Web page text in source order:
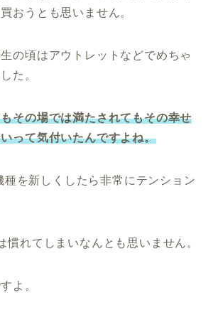
おうとも思いません。
の頃はアウトレットなどでめちゃ
た。
その場では満たされてもその幸せ
って気付いたんですよね。
を新しくしたら非常にテンション
慣れてしまいなんとも思いません。
よ。